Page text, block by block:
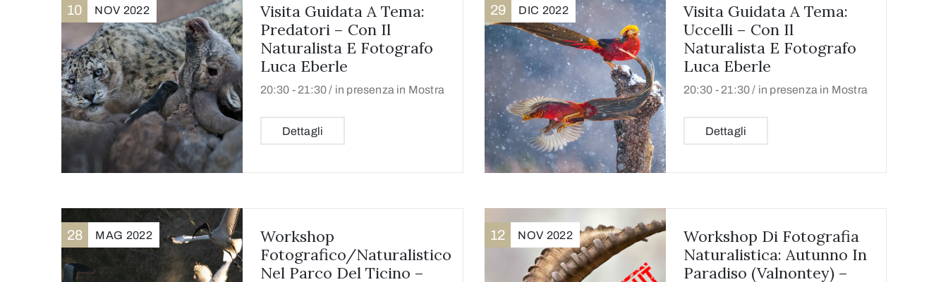
10 NOV 2022
Visita Guidata A Tema:
Predatori – Con Il
Naturalista E Fotografo
Luca Eberle
20:30 - 21:30 / in presenza in Mostra
Dettagli
29 DIC 2022
Visita Guidata A Tema:
Uccelli – Con Il
Naturalista E Fotografo
Luca Eberle
20:30 - 21:30 / in presenza in Mostra
Dettagli
28 MAG 2022
Workshop
Fotografico/naturalistico
Nel Parco Del Ticino –
12 NOV 2022
Workshop Di Fotografia
Naturalistica: Autunno In
Paradiso (Valnontey) –